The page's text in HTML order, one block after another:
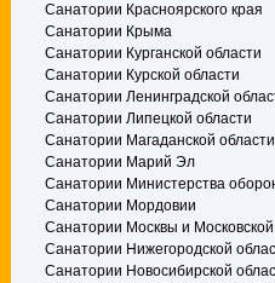
Санатории Красноярского края
Санатории Крыма
Санатории Курганской области
Санатории Курской области
Санатории Ленинградской
Санатории Липецкой области
Санатории Магаданской области
Санатории Марий Эл
Санатории Министерства
Санатории Мордовии
Санатории Москвы и Московской
Санатории Нижегородской
Санатории Новосибирской